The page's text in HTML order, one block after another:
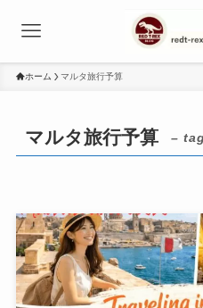
ホーム マルタ旅行予算
マルタ旅行予算 –